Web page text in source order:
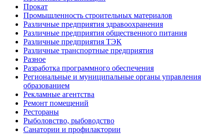
Прокат
Промышленность строительных материалов
Различные предприятия здравоохранения
Различные предприятия общественного питания
Различные предприятия ТЭК
Различные транспортные предприятия
Разное
Разработка программного обеспечения
Региональные и муниципальные органы управления
образованием
Рекламные агентства
Ремонт помещений
Рестораны
Рыболовство, рыбоводство
Санатории и профилактории